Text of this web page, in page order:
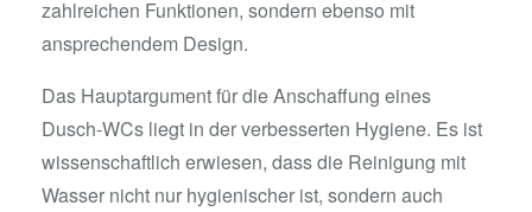
zahlreichen Funktionen, sondern ebenso mit
ansprechendem Design.
Das Hauptargument für die Anschaffung eines
Dusch-WCs liegt in der verbesserten Hygiene. Es ist
wissenschaftlich erwiesen, dass die Reinigung mit
Wasser nicht nur hygienischer ist, sondern auch